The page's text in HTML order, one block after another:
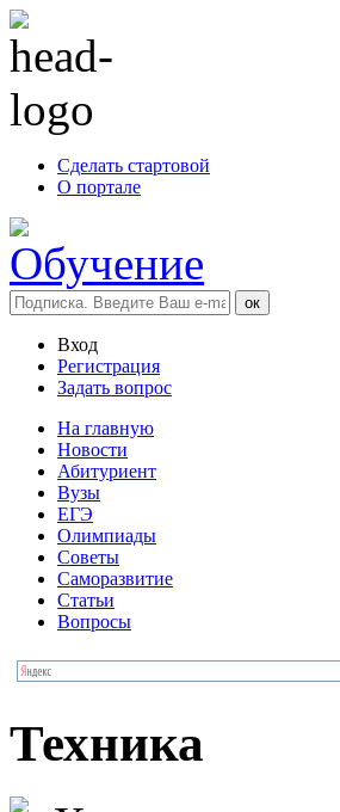
Сделать стартовой
О портале
Вход
Регистрация
Задать вопрос
На главную
Новости
Абитуриент
Вузы
ЕГЭ
Олимпиады
Советы
Саморазвитие
Статьи
Вопросы
Техника